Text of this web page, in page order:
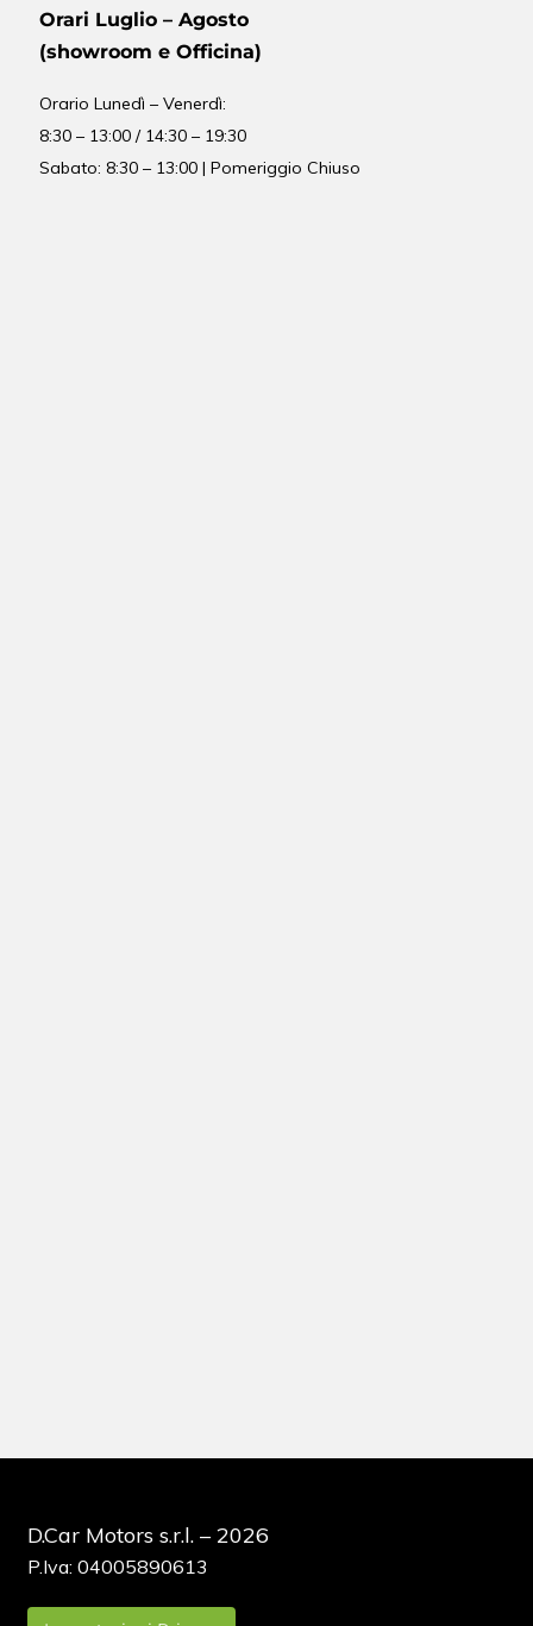
Orari Luglio – Agosto
(showroom e Officina)
OrarioLunedì – Venerdì:
8:30 – 13:00 / 14:30 – 19:30
Sabato: 8:30 – 13:00 | Pomeriggio Chiuso
D.Car Motors s.r.l. – 2026
P.Iva: 04005890613